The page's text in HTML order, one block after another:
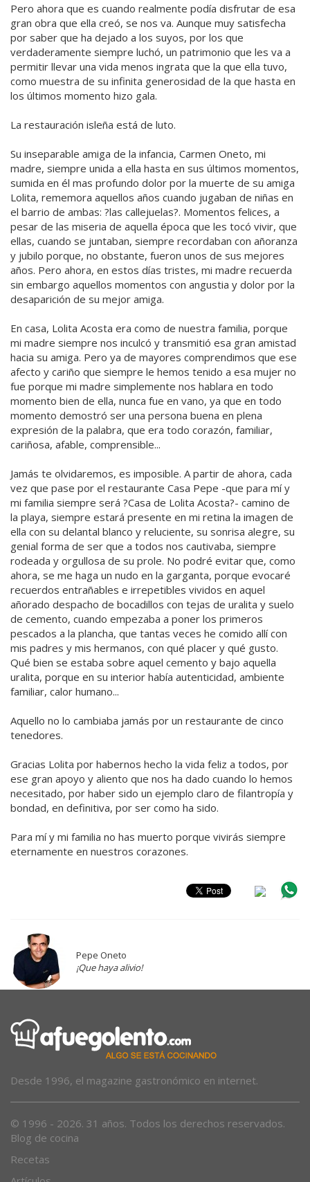
Pero ahora que es cuando realmente podía disfrutar de esa
gran obra que ella creó, se nos va. Aunque muy satisfecha
por saber que ha dejado a los suyos, por los que
verdaderamente siempre luchó, un patrimonio que les va a
permitir llevar una vida menos ingrata que la que ella tuvo,
como muestra de su infinita generosidad de la que hasta en
los últimos momento hizo gala.
La restauración isleña está de luto.
Su inseparable amiga de la infancia, Carmen Oneto, mi
madre, siempre unida a ella hasta en sus últimos momentos,
sumida en él mas profundo dolor por la muerte de su amiga
Lolita, rememora aquellos años cuando jugaban de niñas en
el barrio de ambas: ?las callejuelas?. Momentos felices, a
pesar de las miseria de aquella época que les tocó vivir, que
ellas, cuando se juntaban, siempre recordaban con añoranza
y jubilo porque, no obstante, fueron unos de sus mejores
años. Pero ahora, en estos días tristes, mi madre recuerda
sin embargo aquellos momentos con angustia y dolor por la
desaparición de su mejor amiga.
En casa, Lolita Acosta era como de nuestra familia, porque
mi madre siempre nos inculcó y transmitió esa gran amistad
hacia su amiga. Pero ya de mayores comprendimos que ese
afecto y cariño que siempre le hemos tenido a esa mujer no
fue porque mi madre simplemente nos hablara en todo
momento bien de ella, nunca fue en vano, ya que en todo
momento demostró ser una persona buena en plena
expresión de la palabra, que era todo corazón, familiar,
cariñosa, afable, comprensible...
Jamás te olvidaremos, es imposible. A partir de ahora, cada
vez que pase por el restaurante Casa Pepe -que para mí y
mi familia siempre será ?Casa de Lolita Acosta?- camino de
la playa, siempre estará presente en mi retina la imagen de
ella con su delantal blanco y reluciente, su sonrisa alegre, su
genial forma de ser que a todos nos cautivaba, siempre
rodeada y orgullosa de su prole. No podré evitar que, como
ahora, se me haga un nudo en la garganta, porque evocaré
recuerdos entrañables e irrepetibles vividos en aquel
añorado despacho de bocadillos con tejas de uralita y suelo
de cemento, cuando empezaba a poner los primeros
pescados a la plancha, que tantas veces he comido allí con
mis padres y mis hermanos, con qué placer y qué gusto.
Qué bien se estaba sobre aquel cemento y bajo aquella
uralita, porque en su interior había autenticidad, ambiente
familiar, calor humano...
Aquello no lo cambiaba jamás por un restaurante de cinco
tenedores.
Gracias Lolita por habernos hecho la vida feliz a todos, por
ese gran apoyo y aliento que nos ha dado cuando lo hemos
necesitado, por haber sido un ejemplo claro de filantropía y
bondad, en definitiva, por ser como ha sido.
Para mí y mi familia no has muerto porque vivirás siempre
eternamente en nuestros corazones.
Pepe Oneto
¡Que haya alivio!
Desde 1996, el magazine gastronómico en internet.
© 1996 - 2026. 31 años. Todos los derechos reservados.
Blog de cocina
Recetas